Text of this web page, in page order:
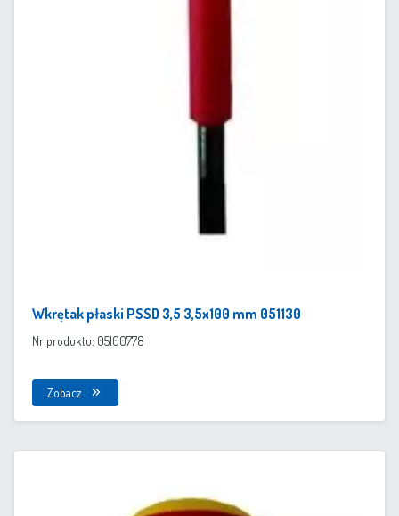
Wkrętak płaski PSSD 3,5 3,5x100 mm 051130
Nr produktu: 05100778
Zobacz